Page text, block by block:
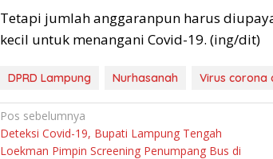
Tetapi jumlah anggaranpun harus
kecil untuk menangani Covid-19. (ing/dit)
DPRD Lampung Nurhasanah Virus corona
Navigasi
pos
Pos sebelumnya
Deteksi Covid-19, Bupati Lampung Tengah
Loekman Pimpin Screening Penumpang Bus di